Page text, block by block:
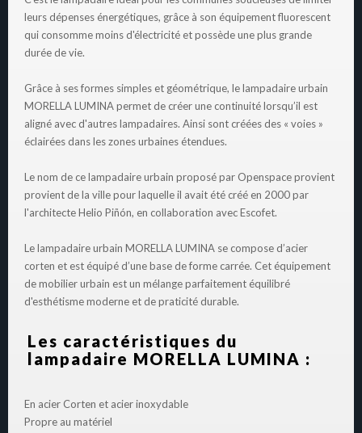
leurs dépenses énergétiques, grâce à son équipement fluorescent
qui consomme moins d'électricité et possède une plus grande
durée de vie.
Grâce à ses formes simples et géométrique, le lampadaire urbain
MORELLA LUMINA permet de créer une continuité lorsqu’il est
aligné avec d'autres lampadaires. Ainsi sont créées des « voies »
éclairées dans les zones urbaines étendues.
Le nom de ce lampadaire urbain proposé par Openspace provient
provient de la ville pour laquelle il avait été créé en 2000 par
l'architecte Helio Piñón, en collaboration avec Escofet.
Le lampadaire urbain MORELLA LUMINA se compose d’acier
corten et est équipé d’une base de forme carrée. Cet équipement
de mobilier urbain est un mélange parfaitement équilibré
d'esthétisme moderne et de praticité durable.
Les caractéristiques du
lampadaire MORELLA LUMINA :
En acier Corten et acier inoxydable
Propre au matériel